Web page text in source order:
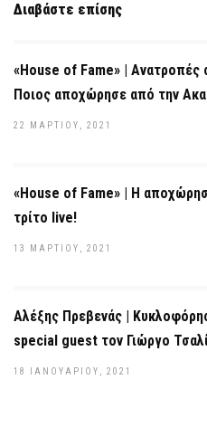
Διαβάστε επίσης
«House of Fame» |
Ποιος αποχώρησε από την
22 ΜΑΡΤΊΟΥ, 2021
«House of Fame» | Η
τρίτο live!
13 ΜΑΡΤΊΟΥ, 2021
Αλέξης Πρεβενάς |
special guest τον Γιώργο
18 ΙΑΝΟΥΑΡΊΟΥ, 2021